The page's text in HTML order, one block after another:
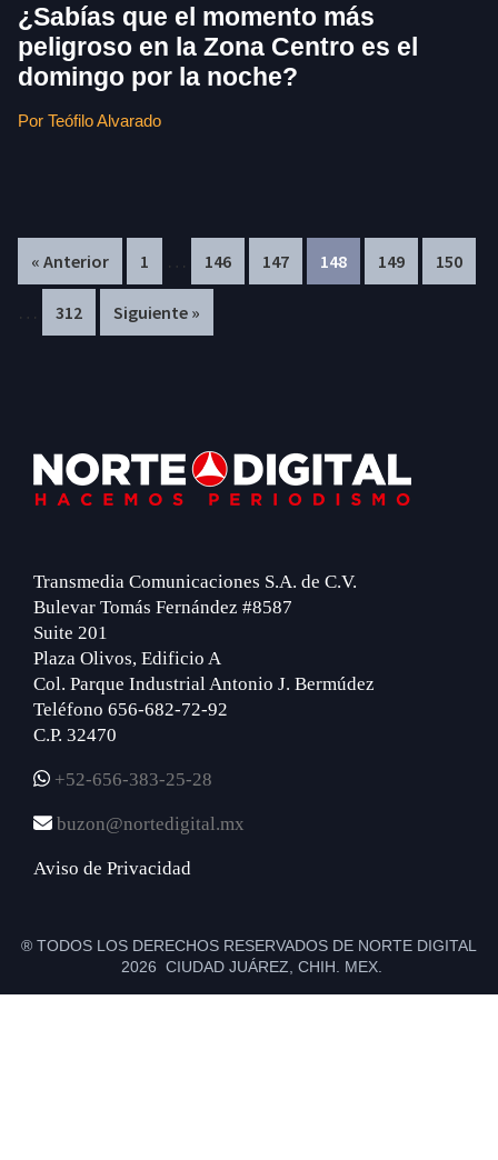
¿Sabías que el momento más
peligroso en la Zona Centro es el
domingo por la noche?
Por Teófilo Alvarado
« Anterior Page
1
Interim
pages
omitted
… Page
146 Page
147 Page
148 Page
149 Page
150
… Page
312 Siguiente »
Footer
Transmedia Comunicaciones S.A. de C.V.
Bulevar Tomás Fernández #8587
Suite 201
Plaza Olivos, Edificio A
Col. Parque Industrial Antonio J. Bermúdez
Teléfono 656-682-72-92
C.P. 32470
+52-656-383-25-28
buzon@nortedigital.mx
Aviso de Privacidad
® TODOS LOS DERECHOS RESERVADOS DE NORTE DIGITAL
2026 CIUDAD JUÁREZ, CHIH. MEX.